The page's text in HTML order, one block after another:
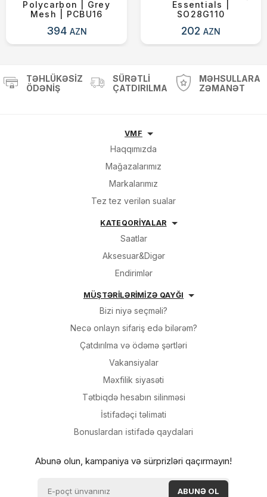
Polycarbon | Grey
Mesh | PCBU16
394 AZN
Essentials |
SO28G110
202AZN
TƏHLÜKƏSIZ
ÖDƏNIŞ
SÜRƏTLI
ÇATDIRILMA
MƏHSULLARA
ZƏMANƏT
VMF
Haqqımızda
Mağazalarımız
Markalarımız
Tez tez verilən sualar
KATEQORİYALAR
Saatlar
Aksesuar&Digər
Endirimlər
MÜŞTƏRİLƏRİMİZƏ QAYĞI
Bizi niyə seçməli?
Necə onlayn sifariş edə bilərəm?
Çatdırılma və ödəmə şərtləri
Vakansiyalar
Məxfilik siyasəti
Tətbiqdə hesabın silinməsi
İsti̇fadəçi̇ təli̇mati
Bonuslardan i̇sti̇fadə qaydalari
Abunə olun, kampaniya və sürprizləri qaçırmayın!